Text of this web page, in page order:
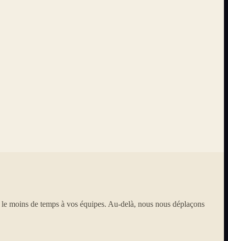
moins de temps à vos équipes. Au-delà, nous nous déplaçons